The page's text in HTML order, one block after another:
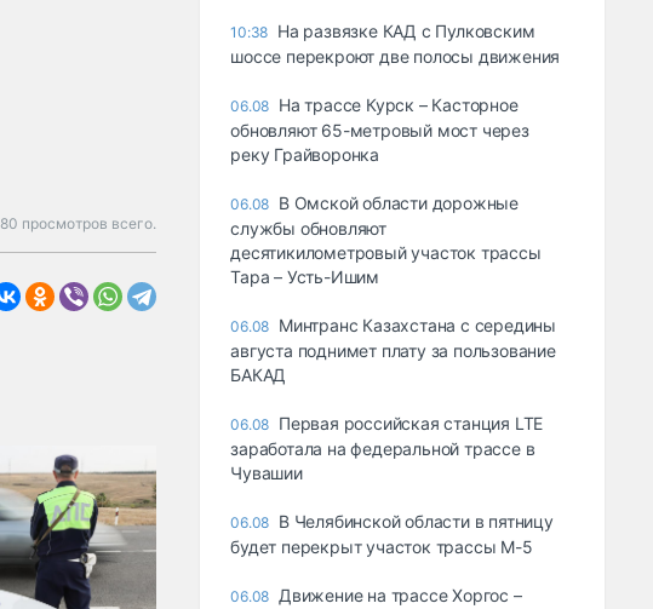
80 просмотров всего.
10:38 На развязке КАД с Пулковским
шоссе перекроют две полосы движения
06.08 На трассе Курск – Касторное
обновляют 65-метровый мост через
реку Грайворонка
06.08 В Омской области дорожные
службы обновляют
десятикилометровый участок трассы
Тара – Усть-Ишим
06.08 Минтранс Казахстана с середины
августа поднимет плату за пользование
БАКАД
06.08 Первая российская станция LTE
заработала на федеральной трассе в
Чувашии
06.08 В Челябинской области в пятницу
будет перекрыт участок трассы М-5
06.08 Движение на трассе Хоргос –